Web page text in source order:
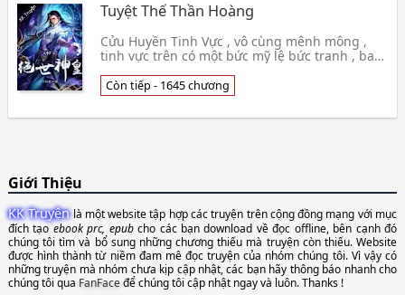
Tuyệt Thế Thần Hoàng
Cửu Huyền Tinh Vực , vô cùng mênh mông ,
tinh vực trên có một bức mỹ lệ bức tranh , bao
lên ,👦 Thiên Thu Tuyết
Còn tiếp - 1645 chương
Giới Thiệu
KK Truyệnlà một website tập hợp các truyện trên cộng đồng mạng với mục
đích tạoebook prc, epubcho các bạn download về đọc offline, bên cạnh đó
chúng tôi tìm và bổ sung những chương thiếu mà truyện còn thiếu. Website
được hình thành từ niềm đam mê đọc truyện của nhóm chúng tôi. Vì vậy có
những truyện mà nhóm chưa kịp cập nhật, các bạn hãy thông báo nhanh cho
chúng tôi qua FanFaceđể chúng tôi cập nhật ngay và luôn. Thanks !